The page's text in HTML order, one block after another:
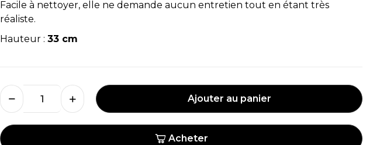
Facile à nettoyer, elle ne demande aucun entretien tout en étant très
réaliste.
Hauteur : 33 cm
Ajouter au panier
Acheter